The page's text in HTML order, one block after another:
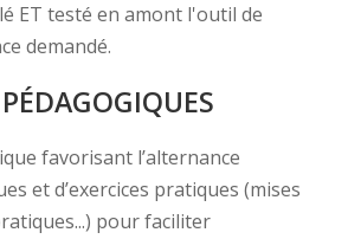
ET testé en amont l'outil de
demandé.
favorisant l’alternance
et d’exercices pratiques (mises
pour faciliter